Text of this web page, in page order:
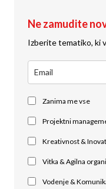
Ne zamudite
Izberite tematiko, ki
Zanima me vse
Projektni
Kreativnost &
Vitka & Agilna
Vodenje &